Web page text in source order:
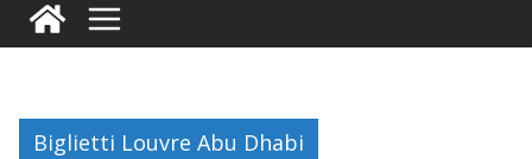
Biglietti Louvre Abu Dhabi